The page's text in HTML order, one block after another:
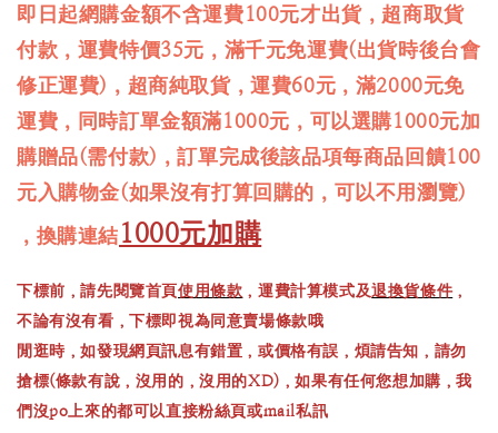
即日起網購金額不含運費100元才出貨，超商取貨
付款，運費特價35元，滿千元免運費(出貨時後台會
修正運費)，超商純取貨，運費60元，滿2000元免
運費，同時訂單金額滿1000元，可以選購1000元加
購贈品(需付款)，訂單完成後該品項每商品回饋100
元入購物金(如果沒有打算回購的，可以不用瀏覽)
，換購連結1000元加購
下標前，請先閱覽首頁使用條款 ，運費計算模式及退換貨條件 ，
不論有沒有看，下標即視為同意賣場條款哦
閒逛時，如發現網頁訊息有錯置，或價格有誤，煩請告知，請勿
搶標(條款有說，沒用的，沒用的XD)，如果有任何您想加購，我
們沒po上來的都可以直接粉絲頁或mail私訊